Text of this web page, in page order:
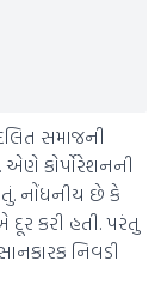
સમાજની
કોર્પોરેશનની
નોંધનીય છે કે
કરી હતી. પરંતુ
નિવડી